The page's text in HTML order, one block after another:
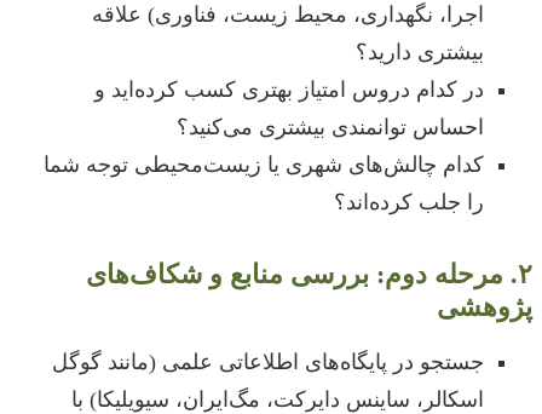
اجرا، نگهداری، محیط زیست، فناوری) علاقه
بیشتری دارید؟
در کدام دروس امتیاز بهتری کسب کرده‌اید و
احساس توانمندی بیشتری می‌کنید؟
کدام چالش‌های شهری یا زیست‌محیطی توجه شما
را جلب کرده‌اند؟
۲. مرحله دوم: بررسی منابع و شکاف‌های
پژوهشی
جستجو در پایگاه‌های اطلاعاتی علمی (مانند گوگل
اسکالر، ساینس دایرکت، مگ‌ایران، سیویلیکا) با